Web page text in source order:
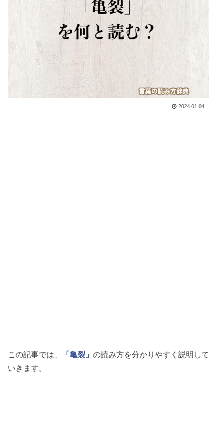
2024.01.04
この記事では、 「亀裂」 の読み方を分かりやすく説明して
いきます。